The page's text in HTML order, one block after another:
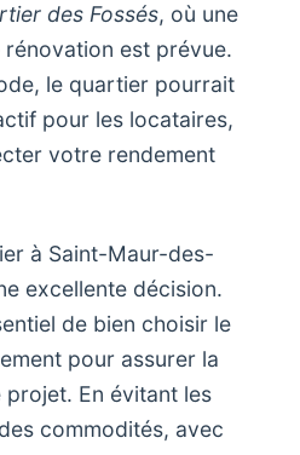
des Fossés, où une
est prévue.
le quartier pourrait
pour les locataires,
votre rendement
à Saint-Maur-des-
excellente décision.
de bien choisir le
pour assurer la
En évitant les
commodités, avec